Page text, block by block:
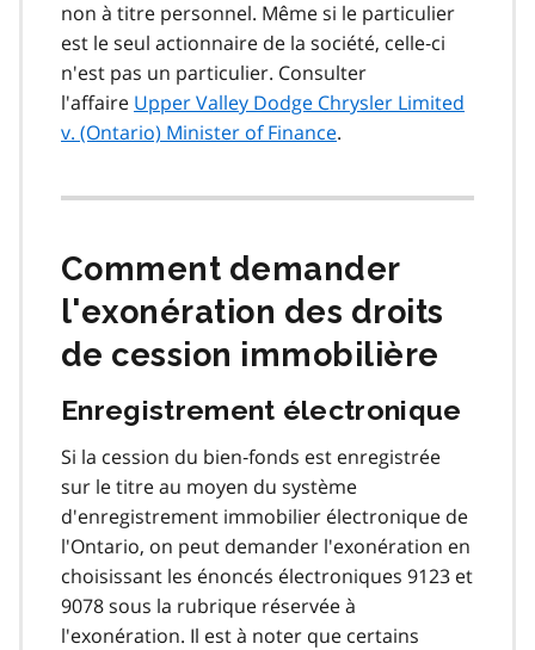
non à titre personnel. Même si le particulier
est le seul actionnaire de la société, celle‑ci
n'est pas un particulier. Consulter
l'affaire Upper Valley Dodge Chrysler Limited
v. (Ontario) Minister of Finance.
Comment demander
l'exonération des droits
de cession immobilière
Enregistrement électronique
Si la cession du bien‑fonds est enregistrée
sur le titre au moyen du système
d'enregistrement immobilier électronique de
l'Ontario, on peut demander l'exonération en
choisissant les énoncés électroniques 9123 et
9078 sous la rubrique réservée à
l'exonération. Il est à noter que certains